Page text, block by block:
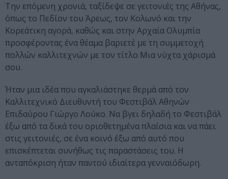
Την επόμενη χρονιά, ταξίδεψε σε γειτονιές της Αθήνας,
όπως το Πεδίον του Άρεως, τον Κολωνό και την
Κορεάτικη αγορά, καθώς και στην Αρχαία Ολυμπία
προσφέροντας ένα θέαμα βαριετέ με τη συμμετοχή
πολλών καλλιτεχνών με τον τίτλο Μια νύχτα χάρισμά
σου.
Ήταν μια ιδέα που αγκαλιάστηκε θερμά από τον
Καλλιτεχνικό Διευθυντή του Φεστιβάλ Αθηνών
Επιδαύρου Γιώργο Λούκο. Να βγει δηλαδή το Φεστιβάλ
έξω από τα δικά του οριοθετημένα πλαίσια και να πάει
στις γειτονιές, σε ένα κοινό έξω από αυτό που
επισκέπτεται συνήθως τις παραστάσεις του. Η
ανταπόκριση ήταν παντού ιδιαίτερα γενναιόδωρη.